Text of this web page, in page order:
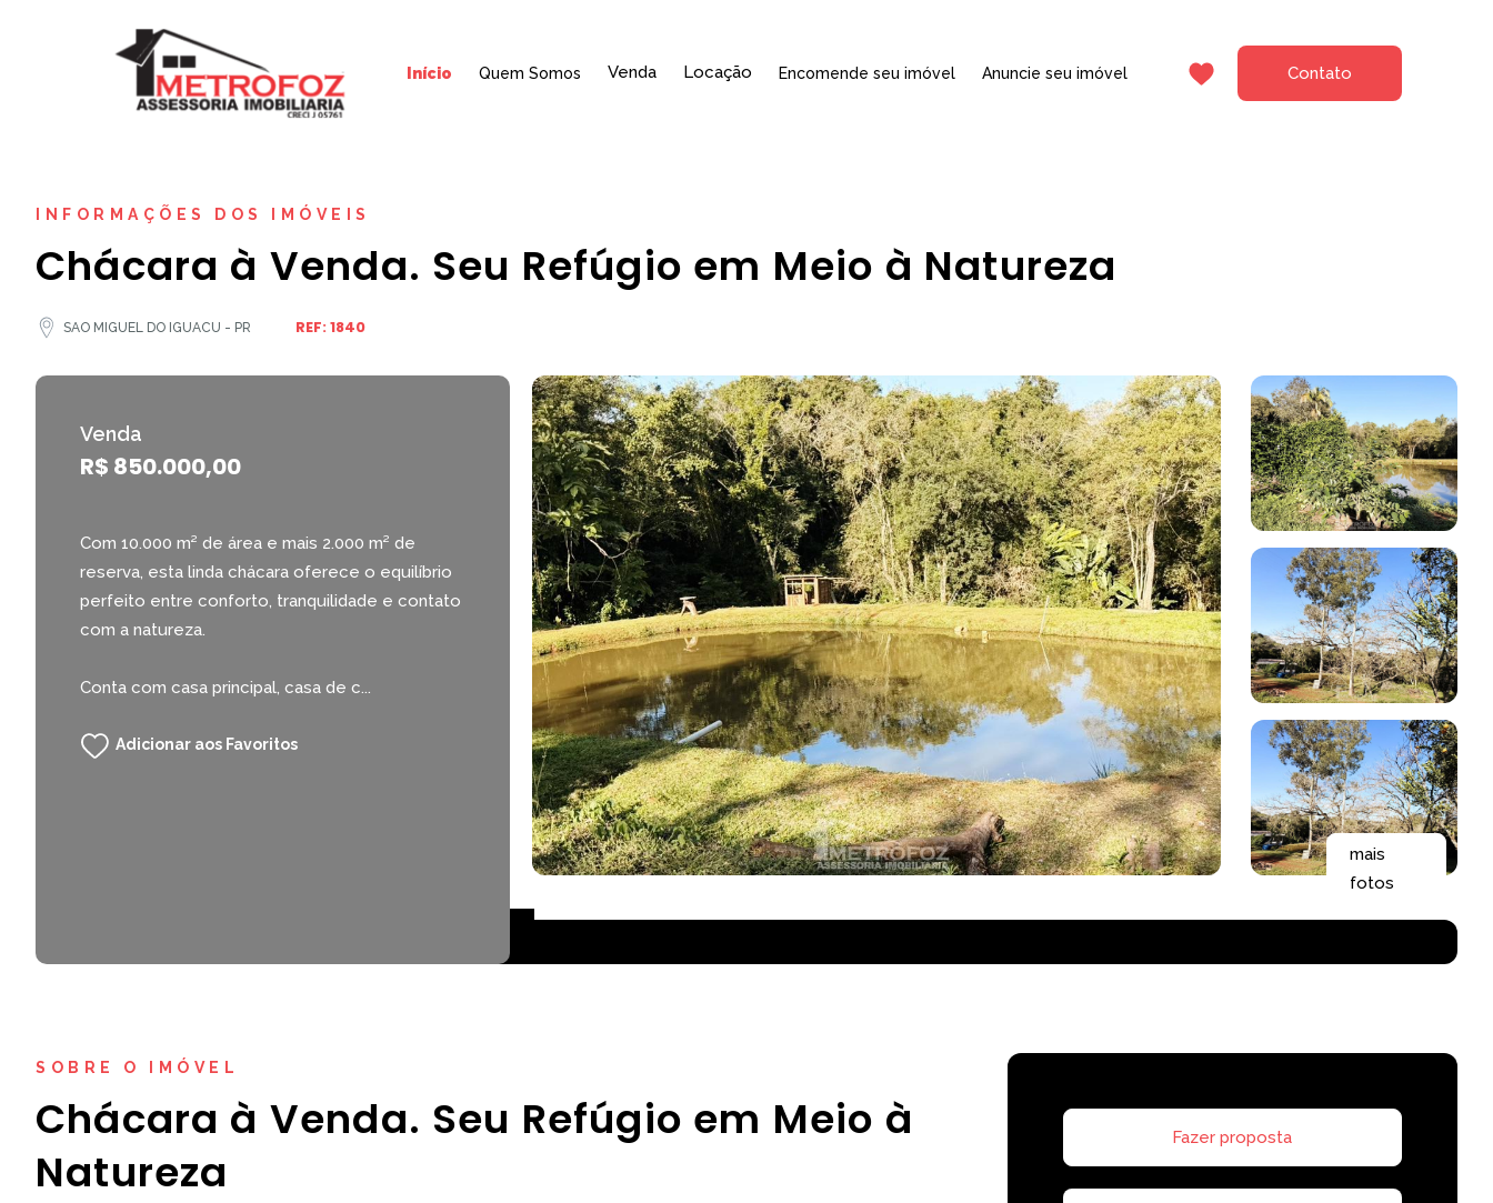
Início Quem Somos Venda Locação Encomende seu imóvel Anuncie seu imóvel Contato
INFORMAÇÕES DOS IMÓVEIS
Chácara à Venda. Seu Refúgio em Meio à Natureza
SAO MIGUEL DO IGUACU - PR REF: 1840
Venda
R$ 850.000,00
Com 10.000 m² de área e mais 2.000 m² de
reserva, esta linda chácara oferece o equilíbrio
perfeito entre conforto, tranquilidade e contato
com a natureza.
Conta com casa principal, casa de c...
Adicionar aos Favoritos
mais
fotos
SOBRE O IMÓVEL
Chácara à Venda. Seu Refúgio em Meio à
Natureza
Fazer proposta